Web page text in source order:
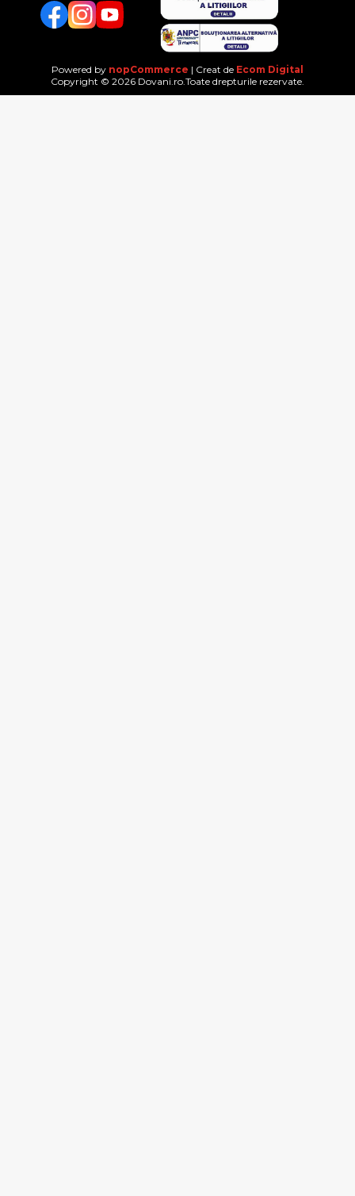
FacebookTwitterYouTube
Powered by nopCommerce | Creat de Ecom Digital
Copyright © 2026 Dovani.ro.Toate drepturile rezervate.